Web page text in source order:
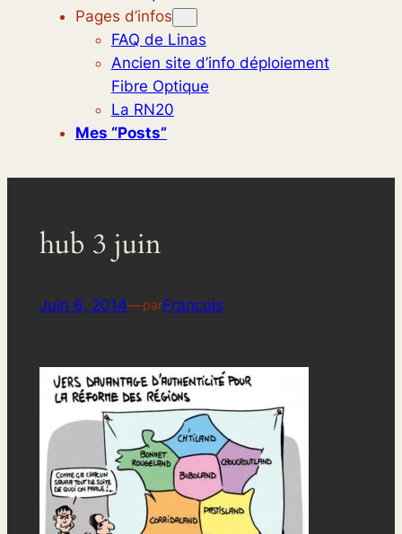
Pages d’infos
FAQ de Linas
Ancien site d’info déploiement
Fibre Optique
La RN20
Mes “posts”
hub 3 juin
Juin 6, 2014—parFrancois